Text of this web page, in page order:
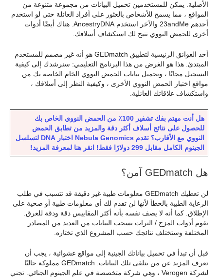
الأصلية. يمكن للمستخدمين تحميل البيانات من مجموعة متنوعة من
المواقع ، مما يسمح للأشخاص بالعثور على أفراد العائلة حتى لو استخدم
أحدهم 23andMe والآخر استخدم AncestryDNA. هناك أيضًا أدوات
أخرى للحمض النووي تتيح لك استكشاف أسلافك.
أحد العوائق الرئيسية لتطبيق GEDmatch هو أنه غير مصمم للمستخدم
المبتدئ. هذا هو الغرض من هذا البرنامج التعليمي: سنرشدك إلى كيفية
التسجيل مجانًا ، وتحميل بيانات الحمض النووي الخام الخاصة بك من
مواقع اختبار الحمض النووي الأخرى ، وكيفية النظر إلى أسلافك ،
واستكشاف علاقاتك العائلية.
هل أنت مهتم بفك تشفير 100٪ من الحمض النووي الخاص بك
للحصول على نتائج أسلاف أكثر دقة والمزيد من تطابق الحمض
النووي مع الأقارب؟ تقدم Nebula Genomics اختبار DNA لتسلسل
الجينوم الكامل مقابل 299 دولارًا فقط! انقر هنا لمعرفة المزيد!
هل GEDmatch آمن؟
لن تعطيك GEDmatch معلومات طبية غير دقيقة قد تتسبب في طلب
الرعاية الطبية بالخطأ لأنها لن تقدم لك أي معلومات طبية أو صحية على
الإطلاق. كما أنه لا يصف نفسه بأنه أكثر المقاييس دقة ودقة للعرق.
تقوم أدوات المزج / التراث بسحب البيانات من العديد من المصادر
المختلفة وستختلف نتائجك حسب المشروع الذي تختاره.
قبل أن تبدأ في تحميل بياناتك الجينية إلى مواقع عشوائية ، يجب أن
تعرف المزيد عن من يتلقى تلك البيانات. GEDmatch مملوكة حاليًا
لشركة Verogen ، وهي شركة متخصصة في علم الجينوم الجنائي. تجني